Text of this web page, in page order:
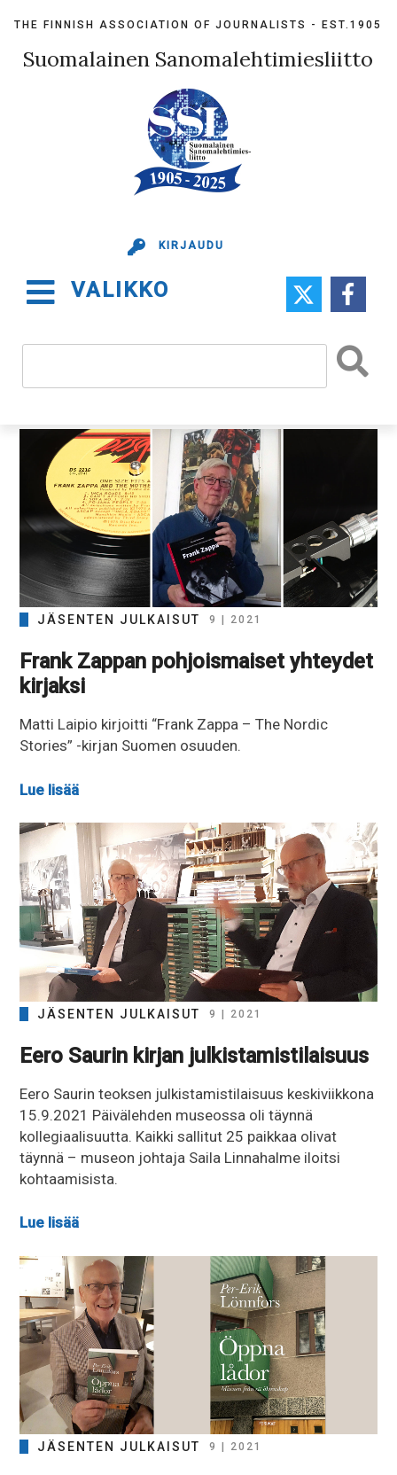
content
THE FINNISH ASSOCIATION OF JOURNALISTS - EST.1905
Suomalainen Sanomalehtimiesliitto
KIRJAUDU
VALIKKO
JÄSENTEN JULKAISUT 9 | 2021
Frank Zappan pohjoismaiset yhteydet
kirjaksi
Matti Laipio kirjoitti “Frank Zappa – The Nordic
Stories” -kirjan Suomen osuuden.
Lue lisää
JÄSENTEN JULKAISUT 9 | 2021
Eero Saurin kirjan julkistamistilaisuus
Eero Saurin teoksen julkistamistilaisuus keskiviikkona
15.9.2021 Päivälehden museossa oli täynnä
kollegiaalisuutta. Kaikki sallitut 25 paikkaa olivat
täynnä – museon johtaja Saila Linnahalme iloitsi
kohtaamisista.
Lue lisää
JÄSENTEN JULKAISUT 9 | 2021